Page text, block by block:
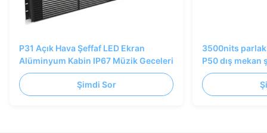
P31 Açık Hava Şeffaf LED Ekran
Alüminyum Kabin IP67 Müzik Geceleri
Şimdi Sor
3500nits
P50 dış mekan